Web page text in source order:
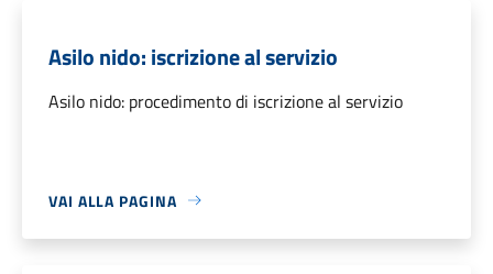
Asilo nido: iscrizione al servizio
Asilo nido: procedimento di iscrizione al servizio
VAI ALLA PAGINA